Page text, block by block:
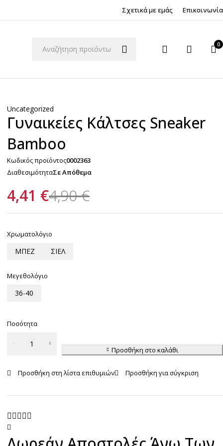
Σχετικά με εμάς Επικοινωνία
0
Uncategorized
Γυναικείες Κάλτσες Sneaker
Bamboo
Κωδικός προϊόντος0002363
ΔιαθεσιμότηταΣε Απόθεμα
4,90€
4,41 €
Χρωματολόγιο
ΜΠΕΖ ΣΙΕΛ
Μεγεθολόγιο
36-40
Ποσότητα
Bamboo
Προσθήκη στο καλάθι